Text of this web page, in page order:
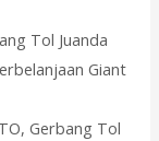
Tol Juanda
Giant
Gerbang Tol